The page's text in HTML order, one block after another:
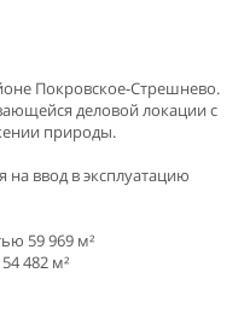
Покровское-Стрешнево.
деловой локации с
природы.
ввод в эксплуатацию
59 969 м²
482 м²